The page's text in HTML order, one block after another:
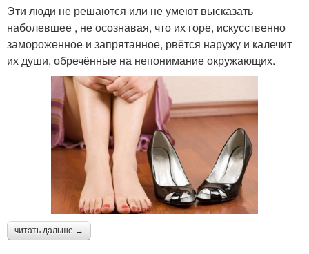
Эти люди не решаются или не умеют высказать
наболевшее , не осознавая, что их горе, искусственно
замороженное и запрятанное, рвётся наружу и калечит
их души, обречённые на непонимание окружающих.
читать дальше →